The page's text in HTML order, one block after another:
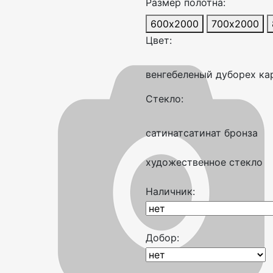
600х2000
700х2000
Цвет:
венгебеленый дуборех
Стекло:
сатинатсатинат бронза
художественное стекло
Наличник:
Добор: